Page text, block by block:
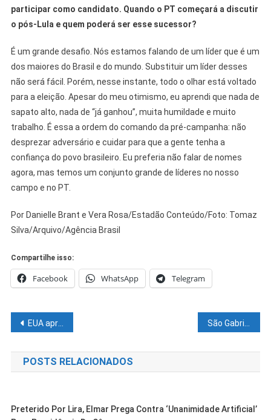
participar como candidato. Quando o PT começará a discutir
o pós-Lula e quem poderá ser esse sucessor?
É um grande desafio. Nós estamos falando de um líder que é um
dos maiores do Brasil e do mundo. Substituir um líder desses
não será fácil. Porém, nesse instante, todo o olhar está voltado
para a eleição. Apesar do meu otimismo, eu aprendi que nada de
sapato alto, nada de “já ganhou”, muita humildade e muito
trabalho. É essa a ordem do comando da pré-campanha: não
desprezar adversário e cuidar para que a gente tenha a
confiança do povo brasileiro. Eu preferia não falar de nomes
agora, mas temos um conjunto grande de líderes no nosso
campo e no PT.
Por Danielle Brant e Vera Rosa/Estadão Conteúdo/Foto: Tomaz
Silva/Arquivo/Agência Brasil
Compartilhe isso:
Facebook WhatsApp Telegram
Navegação
de
Post
EUA apreendem navio iraniano e tensão com Teerã aumenta às vésperas do fim da trégua
POSTS RELACIONADOS
Preterido Por Lira, Elmar Prega Contra ‘unanimidade Artificial’